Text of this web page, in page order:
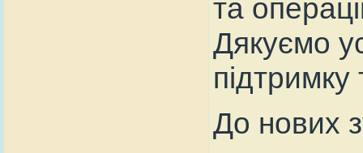
та
Дякуємо
До нових